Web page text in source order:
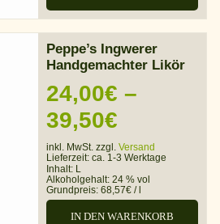
Peppe’s Ingwerer
Handgemachter Likör
24,00€ –
39,50€
24,00€
bis
39,50€
inkl. MwSt. zzgl. Versand
Lieferzeit: ca. 1-3 Werktage
Inhalt: L
Alkoholgehalt: 24 % vol
Grundpreis: 68,57€ /l
IN DEN WARENKORB